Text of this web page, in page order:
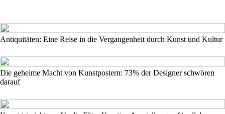
Antiquitäten: Eine Reise in die Vergangenheit durch Kunst und Kultur
Die geheime Macht von Kunstpostern: 73% der Designer schwören
darauf